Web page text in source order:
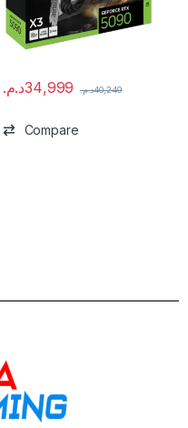
34,999د.م. 40,249د.م.
Compare